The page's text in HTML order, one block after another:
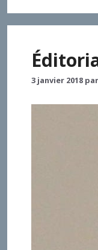
3 janvier 2018 par